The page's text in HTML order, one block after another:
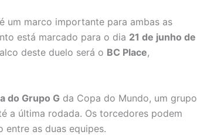
um marco importante para ambas as
está marcado para o dia 21 de junho de
deste duelo será o BC Place,
do Grupo G da Copa do Mundo, um grupo
a última rodada. Os torcedores podem
as duas equipes.